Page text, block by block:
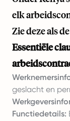
elk
Zie deze als
Essentiële
geslacht en
Functiedetails: